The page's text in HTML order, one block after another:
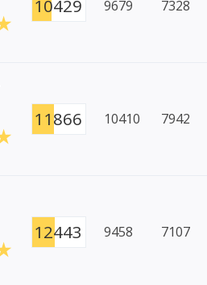
10429 9679 7328
11866 10410 7942
12443 9458 7107